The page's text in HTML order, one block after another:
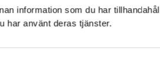
information som du har
har använt deras tjänster.